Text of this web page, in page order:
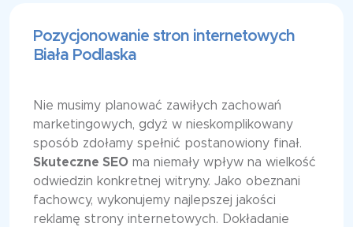
Pozycjonowanie stron internetowych
Biała Podlaska
Nie musimy planować zawiłych zachowań
marketingowych, gdyż w nieskomplikowany
sposób zdołamy spełnić postanowiony finał.
Skuteczne SEO ma niemały wpływ na wielkość
odwiedzin konkretnej witryny. Jako obeznani
fachowcy, wykonujemy najlepszej jakości
reklamę strony internetowych. Dokładanie